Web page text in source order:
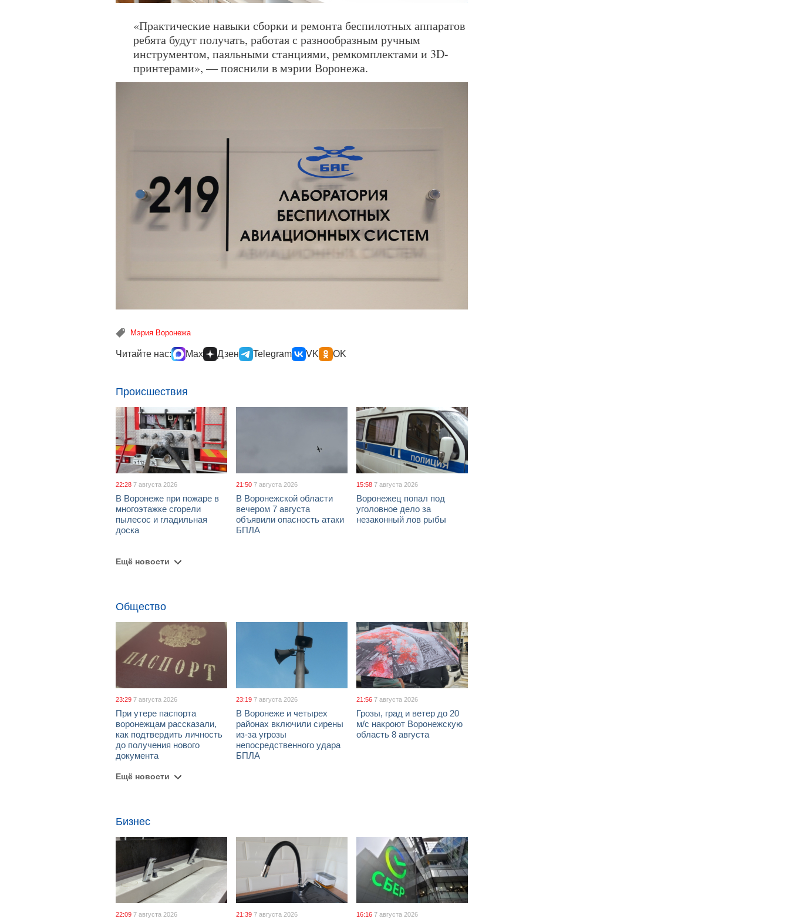
«Практические навыки сборки и ремонта беспилотных аппаратов
ребята будут получать, работая с разнообразным ручным
инструментом, паяльными станциями, ремкомплектами и 3D-
принтерами», — пояснили в мэрии Воронежа.
Мэрия Воронежа
Читайте нас: Max Дзен Telegram VK OK
Происшествия
22:28 7 августа 2026
В Воронеже при пожаре в
многоэтажке сгорели
пылесос и гладильная
доска
21:50 7 августа 2026
В Воронежской области
вечером 7 августа
объявили опасность атаки
БПЛА
15:58 7 августа 2026
Воронежец попал под
уголовное дело за
незаконный лов рыбы
Ещё новости
Общество
23:29 7 августа 2026
При утере паспорта
воронежцам рассказали,
как подтвердить личность
до получения нового
документа
23:19 7 августа 2026
В Воронеже и четырех
районах включили сирены
из-за угрозы
непосредственного удара
БПЛА
21:56 7 августа 2026
Грозы, град и ветер до 20
м/с накроют Воронежскую
область 8 августа
Ещё новости
Бизнес
22:09 7 августа 2026 21:39 7 августа 2026 16:16 7 августа 2026